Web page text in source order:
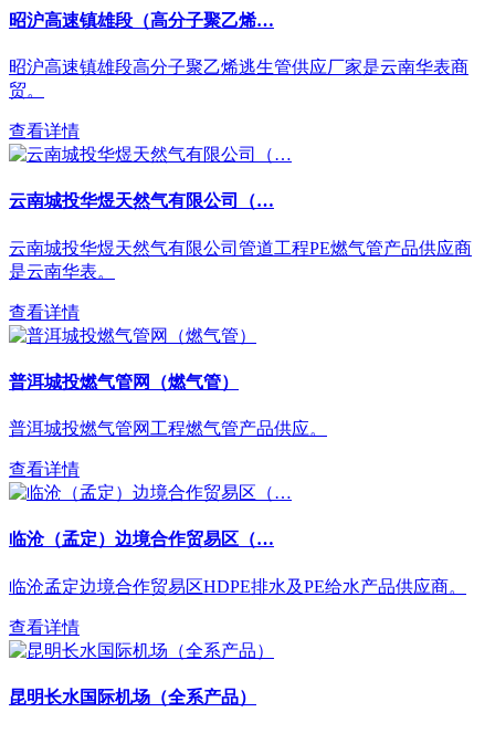
昭沪高速镇雄段（高分子聚乙烯…
昭沪高速镇雄段高分子聚乙烯逃生管供应厂家是云南华表商
贸。
查看详情
云南城投华煜天然气有限公司（…
云南城投华煜天然气有限公司管道工程PE燃气管产品供应商
是云南华表。
查看详情
普洱城投燃气管网（燃气管）
普洱城投燃气管网工程燃气管产品供应。
查看详情
临沧（孟定）边境合作贸易区（…
临沧孟定边境合作贸易区HDPE排水及PE给水产品供应商。
查看详情
昆明长水国际机场（全系产品）